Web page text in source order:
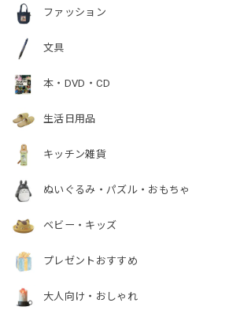
ファッション
文具
本・DVD・CD
生活日用品
キッチン雑貨
ぬいぐるみ・パズル・おもちゃ
ベビー・キッズ
プレゼントおすすめ
大人向け・おしゃれ